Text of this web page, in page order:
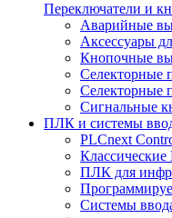
Переключатели и
Аварийные
Аксессуары
Кнопочные
Селекторные
Селекторные
Сигнальные
ПЛК и системы
PLCnext
ПЛК для
Системы